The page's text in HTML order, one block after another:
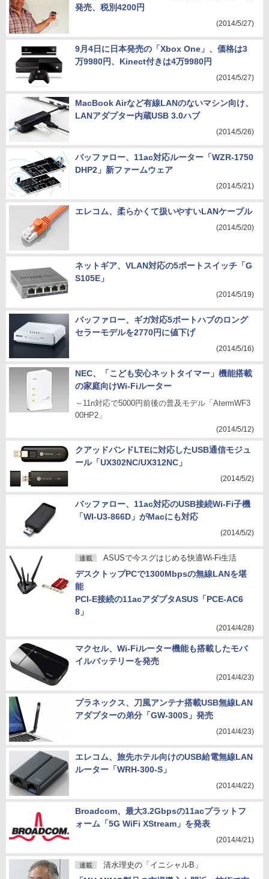
発売、税別4200円
(2014/5/27)
9月4日に日本発売の「Xbox One」、価格は3
万9980円、Kinect付きは4万9980円
(2014/5/27)
MacBook Airなど有線LANのないマシン向け、
LANアダプター内蔵USB 3.0ハブ
(2014/5/26)
バッファロー、11ac対応ルーター「WZR-1750
DHP2」新ファームウェア
(2014/5/21)
エレコム、柔らかくて扱いやすいLANケーブル
(2014/5/20)
ネットギア、VLAN対応の5ポートスイッチ「G
S105E」
(2014/5/19)
バッファロー、ギガ対応5ポートハブのロング
セラーモデルを2770円に値下げ
(2014/5/16)
NEC、「こども安心ネットタイマー」機能搭載
の家庭向けWi-Fiルーター
～11n対応で5000円前後の普及モデル「AtermWF3
00HP2」
(2014/5/12)
クアッドバンドLTEに対応したUSB通信モジュ
ール「UX302NC/UX312NC」
(2014/5/2)
バッファロー、11ac対応のUSB接続Wi-Fi子機
「WI-U3-866D」がMacにも対応
(2014/5/2)
連載 ASUSで今スグはじめる快適Wi-Fi生活
デスクトップPCで1300Mbpsの無線LANを堪
能
PCI-E接続の11acアダプタASUS「PCE-AC6
8」
(2014/4/28)
マクセル、Wi-Fiルーター機能も搭載したモバ
イルバッテリーを発売
(2014/4/23)
プラネックス、刀風アンテナ搭載USB無線LAN
アダプターの弟分「GW-300S」発売
(2014/4/23)
エレコム、旅先ホテル向けのUSB給電無線LAN
ルーター「WRH-300-S」
(2014/4/22)
Broadcom、最大3.2Gbpsの11acプラットフ
ォーム「5G WiFi XStream」を発表
(2014/4/21)
連載 清水理史の「イニシャルB」